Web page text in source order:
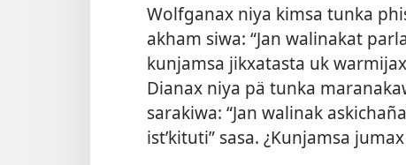
Wolfganax niya kimsa tunka
akham siwa: “Jan walinakat
kunjamsa jikxatasta uk
Dianax niya pä tunka
sarakiwa: “Jan walinak
istʼkituti” sasa. ¿Kunjamsa